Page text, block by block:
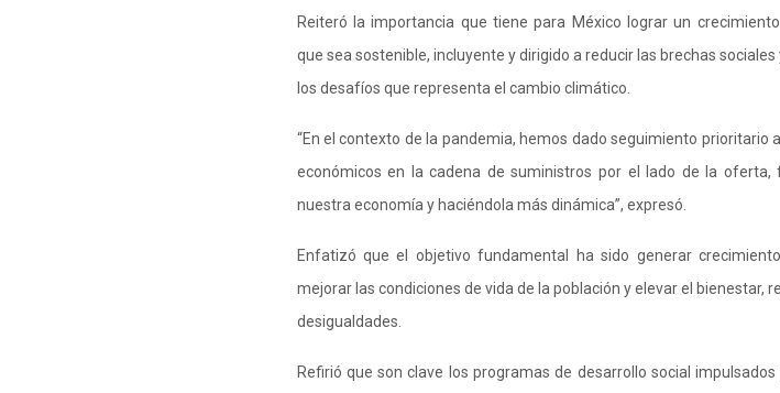
Reiteró la importancia que tiene para México lograr un
que sea sostenible, incluyente y dirigido a reducir las brechas
los desafíos que representa el cambio climático.
“En el contexto de la pandemia, hemos dado seguimiento prioritario
económicos en la cadena de suministros por el lado de la oferta,
nuestra economía y haciéndola más dinámica”, expresó.
Enfatizó que el objetivo fundamental ha sido generar
mejorar las condiciones de vida de la población y elevar el bienestar,
desigualdades.
Refirió que son clave los programas de desarrollo social impulsados